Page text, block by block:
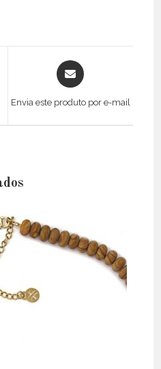
Opens
in
Envia este produto por e-mail